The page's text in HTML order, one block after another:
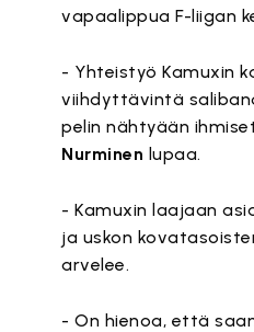
vapaalippua F-liigan
- Yhteistyö Kamuxin
viihdyttävintä
pelin nähtyään
Nurminen lupaa.
- Kamuxin laajaan
ja uskon
arvelee.
- On hienoa, että